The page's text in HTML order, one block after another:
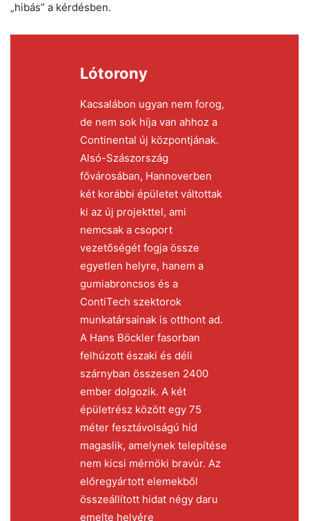
„hibás” a kérdésben.
Lótorony
Kacsalábon ugyan nem forog,
de nem sok híja van ahhoz a
Continental új központjának.
Alsó-Szászország
fővárosában, Hannoverben
két korábbi épületet váltottak
ki az új projekttel, ami
nemcsak a csoport
vezetőségét fogja össze
egyetlen helyre, hanem a
gumiabroncsos és a
ContiTech szektorok
munkatársainak is otthont ad.
A Hans Böckler fasorban
felhúzott északi és déli
szárnyban összesen 2400
ember dolgozik. A két
épületrész között egy 75
méter fesztávolságú híd
magaslik, amelynek telepítése
nem kicsi mérnöki bravúr. Az
előregyártott elemekből
összeállított hidat négy daru
emelte helyére